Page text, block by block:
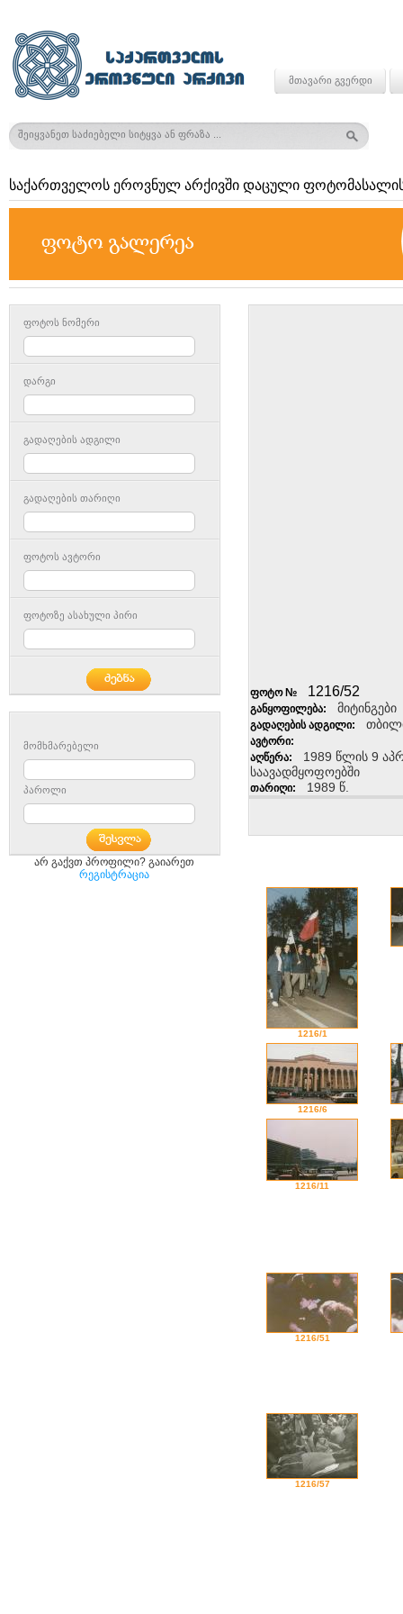
მთავარი გვერდი
საქართველოს ეროვნულ არქივში დაცული
ფოტოს ნომერი
დარგი
გადაღების ადგილი
გადაღების თარიღი
ფოტოს ავტორი
ფოტოზე ასახული პირი
მომხმარებელი
პაროლი
არ გაქვთ პროფილი? გაიარეთ
რეგისტრაცია
ფოტო № 1216/52
განყოფილება: მიტინგები
გადაღების ადგილი:
ავტორი:
აღწერა:
1989 წლის 9
საავადმყოფოებში
თარიღი: 1989 წ.
1216/1
1216/6
1216/11
1216/51
1216/57